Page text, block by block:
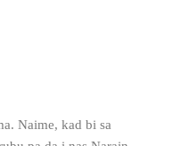
Naime, kad bi sa